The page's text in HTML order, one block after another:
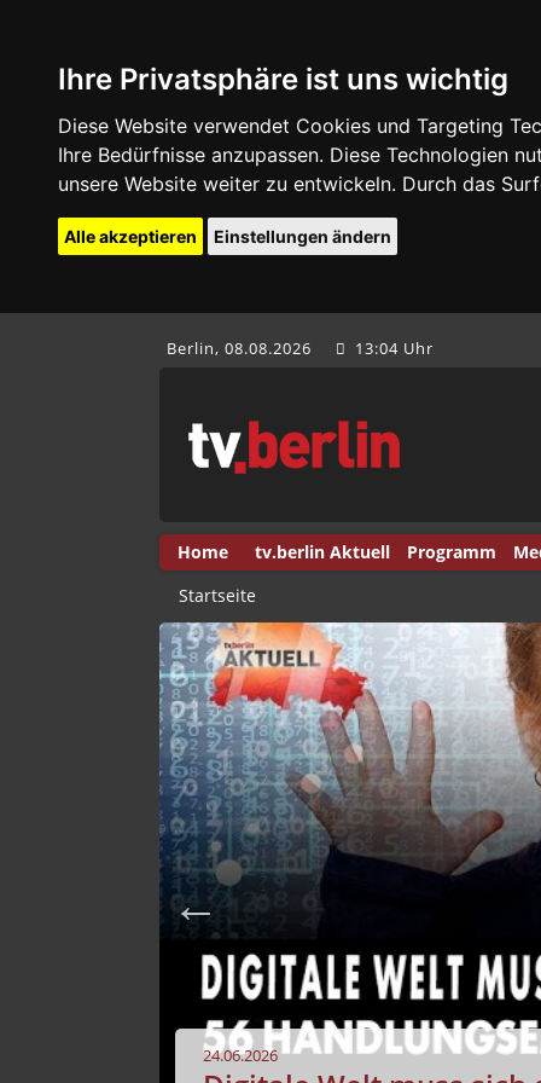
Ihre Privatsphäre ist uns wichtig
Diese Website verwendet Cookies und Targeting
Ihre Bedürfnisse anzupassen. Diese Technologien
unsere Website weiter zu entwickeln. Durch das
Alle akzeptieren Einstellungen ändern
Berlin, 08.08.2026 13:04 Uhr
Home tv.berlin Aktuell Programm
Startseite
24.06.2026